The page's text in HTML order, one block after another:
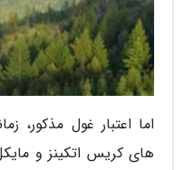
اما اعتبار غول
های کریس اتکینز و